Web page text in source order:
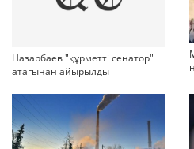
Назарбаев "құрметті сенатор"
атағынан айырылды